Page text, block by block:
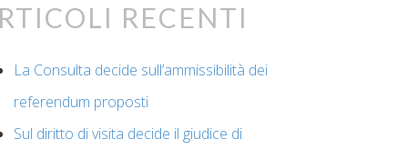
recenti
La Consulta decide sull’ammissibilità dei
referendum proposti
Sul diritto di visita decide il giudice di